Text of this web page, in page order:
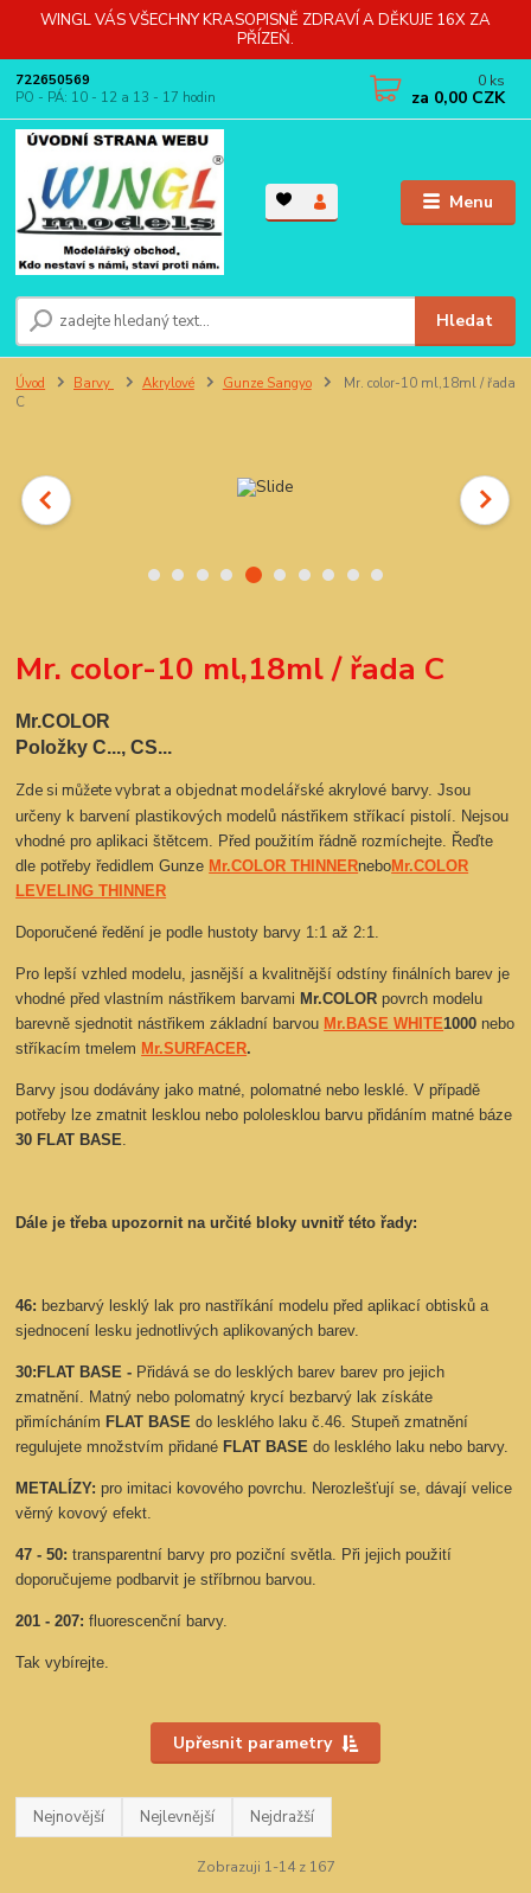
WINGL VÁS VŠECHNY KRASOPISNĚ ZDRAVÍ A DĚKUJE 16X ZA
PŘÍZEŇ.
Menu
Hledat
722650569
PO - PÁ: 10 - 12 a 13 - 17 hodin
0 ks
za 0,00 CZK
Úvod Barvy Akrylové Gunze Sangyo
Mr. color-10 ml,18ml / řada
C
Mr. color-10 ml,18ml / řada C
Mr.COLOR
Položky C..., CS...
Zde si můžete vybrat a objednat modelářské akrylové barvy. Jsou
určeny k barvení plastikových modelů nástřikem stříkací pistolí. Nejsou
vhodné pro aplikaci štětcem. Před použitím řádně rozmíchejte. Řeďte
dle potřeby ředidlem Gunze Mr.COLOR THINNERneboMr.COLOR
LEVELING THINNER
Doporučené ředění je podle hustoty barvy 1:1 až 2:1.
Pro lepší vzhled modelu, jasnější a kvalitnější odstíny finálních barev je
vhodné před vlastním nástřikem barvami Mr.COLOR povrch modelu
barevně sjednotit nástřikem základní barvou Mr.BASE WHITE1000 nebo
stříkacím tmelem Mr.SURFACER.
Barvy jsou dodávány jako matné, polomatné nebo lesklé. V případě
potřeby lze zmatnit lesklou nebo pololesklou barvu přidáním matné báze
30 FLAT BASE
Dále je třeba upozornit na určité bloky uvnitř této řady:
46: bezbarvý lesklý lak pro nastříkání modelu před aplikací obtisků a
sjednocení lesku jednotlivých aplikovaných barev.
30:FLAT BASE - Přidává se do lesklých barev barev pro jejich
zmatnění. Matný nebo polomatný krycí bezbarvý lak získáte
přimícháním FLAT BASE do lesklého laku č.46. Stupeň zmatnění
regulujete množstvím přidané FLAT BASE do lesklého laku nebo barvy.
METALÍZY: pro imitaci kovového povrchu. Nerozlešťují se, dávají velice
věrný kovový efekt.
47 - 50: transparentní barvy pro poziční světla. Při jejich použití
doporučujeme podbarvit je stříbrnou barvou.
201 - 207: fluorescenční barvy.
Tak vybírejte.
Upřesnit parametry
Nejnovější Nejlevnější Nejdražší
Zobrazuji 1-14 z 167